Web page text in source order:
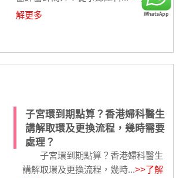
解更多
子宮環到期點算？香港婦科醫生
講解取環及更換流程，幾時需要
處理？
子宮環到期點算？香港婦科醫生
講解取環及更換流程，幾時...>>了解